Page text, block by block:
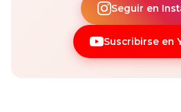
Seguir en
Suscribirse en